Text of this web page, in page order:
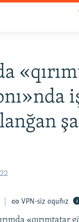
VPN-siz oquñız